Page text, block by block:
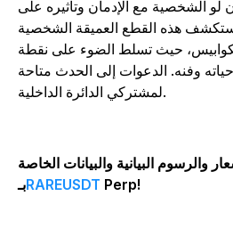
مع الإدمان وتأثيره على
هذه القطع العميقة الشخصية
حيث تسلط الضوء على نقطة
وفنه. الدعوات إلى الحدث متاحة
البيانية والبيانات الخاصة
بـRAREUSDTPerp!